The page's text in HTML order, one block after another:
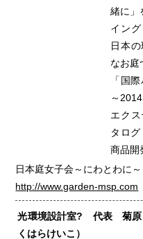
緒に」
イン
日本
なお庭
「国
～
エク
タロ
商品開
日本庭女子会～にわとわに
http://www.garden-msp.com
光環境設計室? 代表 菊
くはらけいこ）